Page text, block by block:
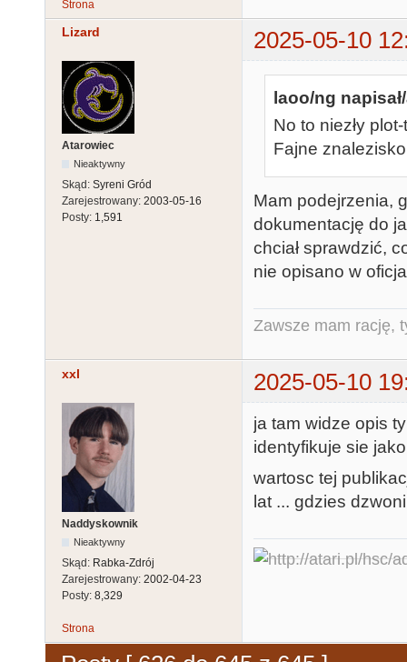
Strona
Lizard 2025-05-10
Atarowiec
Nieaktywny
Skąd: Syreni Gród
Zarejestrowany: 2003-05-16
Posty: 1,591
laoo/ng
No to niezły
Fajne
Mam podejrzenia,
dokumentację do
chciał sprawdzić,
nie opisano w
Zawsze mam rację,
xxl 2025-05-10
Naddyskownik
Nieaktywny
Skąd: Rabka-Zdrój
Zarejestrowany: 2002-04-23
Posty: 8,329
ja tam widze opis
identyfikuje sie
wartosc tej
lat ... gdzies
Strona